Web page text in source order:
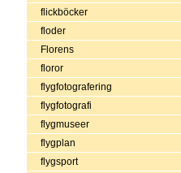
flickböcker
floder
Florens
floror
flygfotografering
flygfotografi
flygmuseer
flygplan
flygsport